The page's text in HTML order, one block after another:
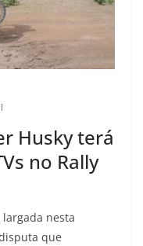
Husky terá
no Rally
largada nesta
que